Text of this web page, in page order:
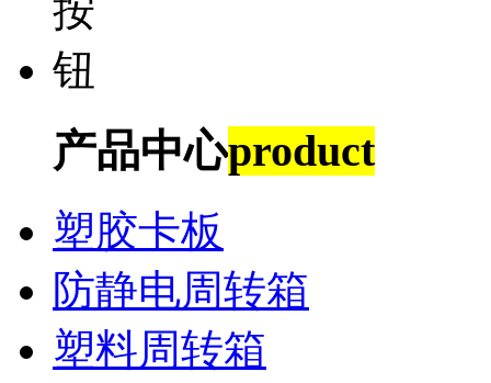
产品中心product
塑胶卡板
防静电周转箱
塑料周转箱